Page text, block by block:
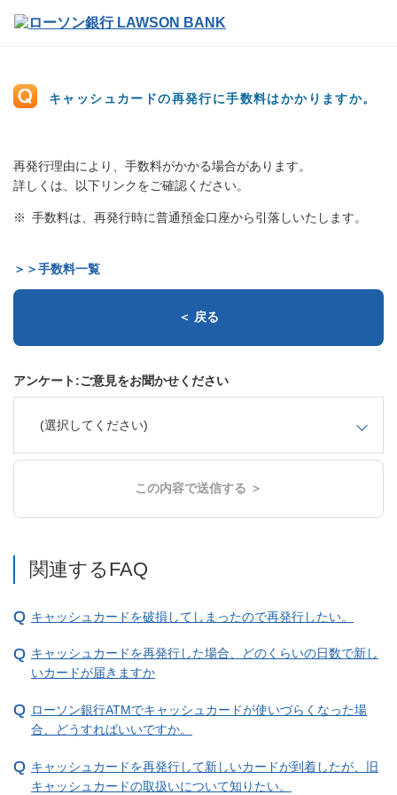
キャッシュカードの再発行に手数料はかかりますか。
再発行理由により、手数料がかかる場合があります。
詳しくは、以下リンクをご確認ください。
手数料は、再発行時に普通預金口座から引落しいたします。
＞＞手数料一覧
＜ 戻る
アンケート:ご意見をお聞かせください
(選択してください)
この内容で送信する ＞
関連するFAQ
キャッシュカードを破損してしまったので再発行したい。
キャッシュカードを再発行した場合、どのくらいの日数で新し
いカードが届きますか
ローソン銀行ATMでキャッシュカードが使いづらくなった場
合、どうすればいいですか。
キャッシュカードを再発行して新しいカードが到着したが、旧
キャッシュカードの取扱いについて知りたい。